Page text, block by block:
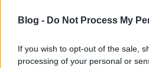
Blog - Do Not Process My
If you wish to opt-out of the sale,
processing of your personal or
Kissé félrehord a
Kondi_HUN•2019. május 26.